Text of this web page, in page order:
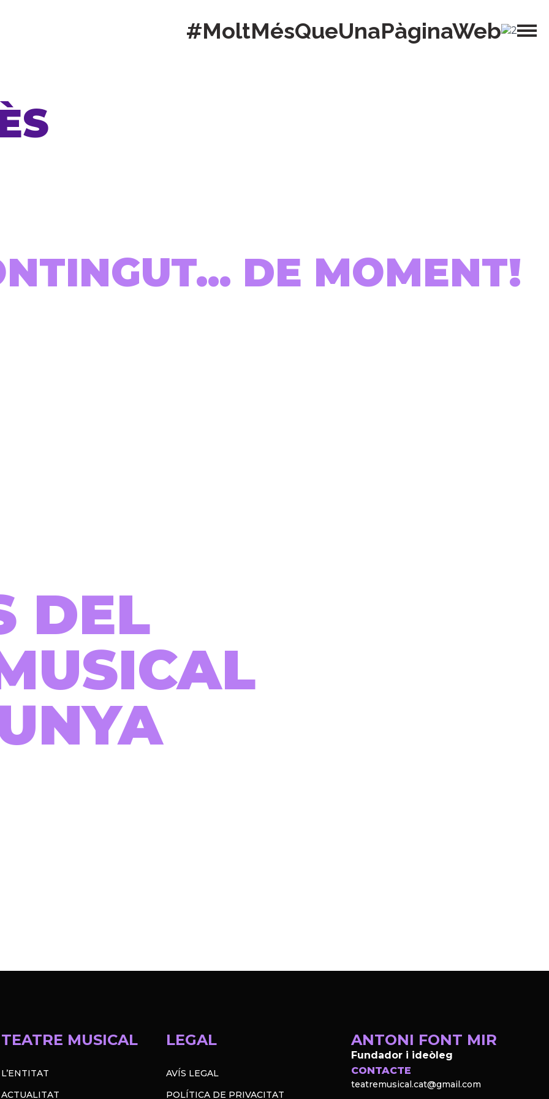
#MoltMésQueUnaPàginaWeb
DE MOMENT!
DEL
TEATRE MUSICAL
L’ENTITAT
ACTUALITAT
LEGAL
AVÍS LEGAL
POLÍTICA DE PRIVACITAT
ANTONI FONT MIR
Fundador i ideòleg
CONTACTE
teatremusical.cat@gmail.com